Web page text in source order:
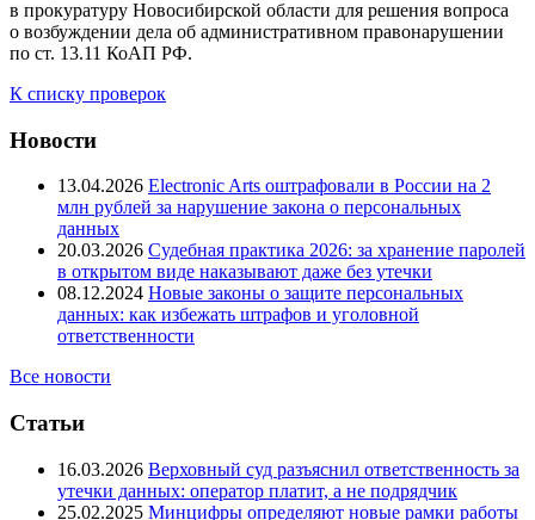
в прокуратуру Новосибирской области для решения вопроса
о возбуждении дела об административном правонарушении
по ст. 13.11 КоАП РФ.
К списку проверок
Новости
13.04.2026 Electronic Arts оштрафовали в России на 2
млн рублей за нарушение закона о персональных
данных
20.03.2026 Судебная практика 2026: за хранение паролей
в открытом виде наказывают даже без утечки
08.12.2024 Новые законы о защите персональных
данных: как избежать штрафов и уголовной
ответственности
Все новости
Статьи
16.03.2026 Верховный суд разъяснил ответственность за
утечки данных: оператор платит, а не подрядчик
25.02.2025 Минцифры определяют новые рамки работы